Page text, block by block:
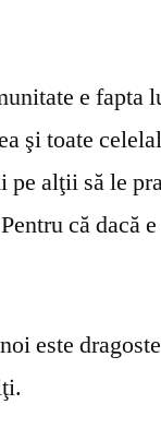
e fapta
şi toate
pe alţii să le
că dacă
este